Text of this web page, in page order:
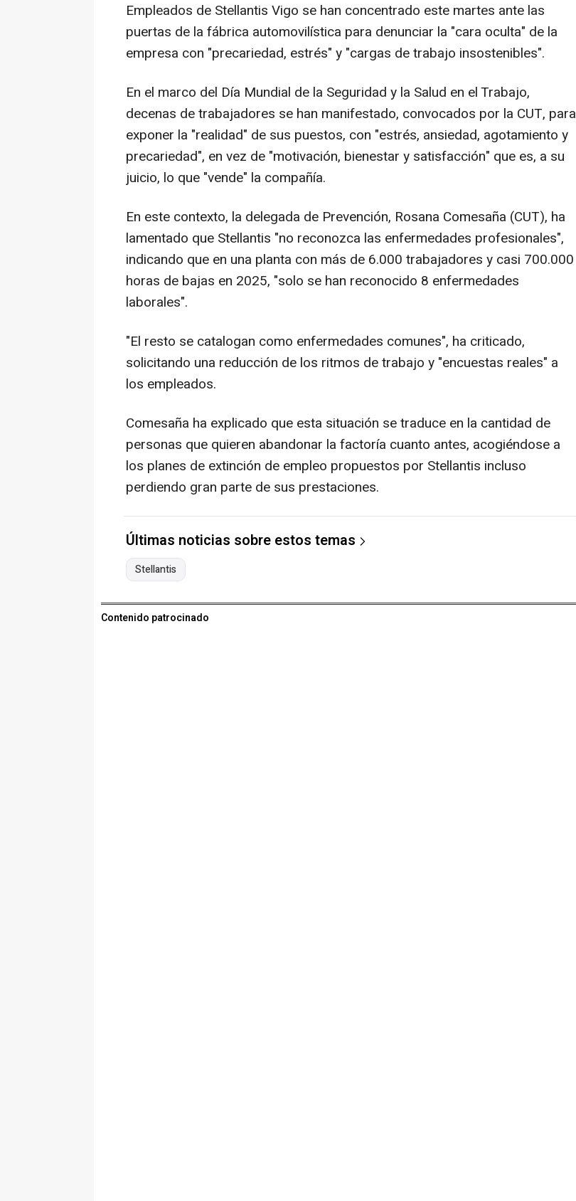
Empleados de Stellantis Vigo se han concentrado este martes ante las
puertas de la fábrica automovilística para denunciar la "cara oculta" de la
empresa con "precariedad, estrés" y "cargas de trabajo insostenibles".
En el marco del Día Mundial de la Seguridad y la Salud en el Trabajo,
decenas de trabajadores se han manifestado, convocados por la CUT, para
exponer la "realidad" de sus puestos, con "estrés, ansiedad, agotamiento y
precariedad", en vez de "motivación, bienestar y satisfacción" que es, a su
juicio, lo que "vende" la compañía.
En este contexto, la delegada de Prevención, Rosana Comesaña (CUT), ha
lamentado que Stellantis "no reconozca las enfermedades profesionales",
indicando que en una planta con más de 6.000 trabajadores y casi 700.000
horas de bajas en 2025, "solo se han reconocido 8 enfermedades
laborales".
"El resto se catalogan como enfermedades comunes", ha criticado,
solicitando una reducción de los ritmos de trabajo y "encuestas reales" a
los empleados.
Comesaña ha explicado que esta situación se traduce en la cantidad de
personas que quieren abandonar la factoría cuanto antes, acogiéndose a
los planes de extinción de empleo propuestos por Stellantis incluso
perdiendo gran parte de sus prestaciones.
Últimas noticias sobre estos temas
Stellantis
Contenido patrocinado